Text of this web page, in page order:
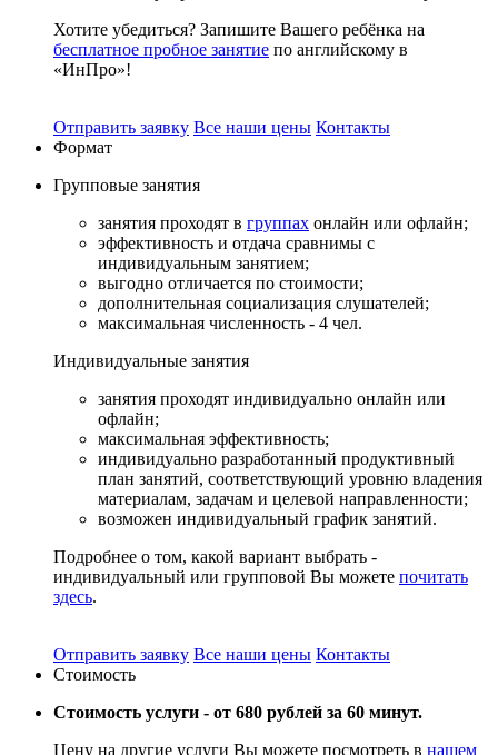
Хотите убедиться? Запишите Вашего ребёнка на
бесплатное пробное занятие по английскому в
«ИнПро»!
Отправить заявку Все наши цены Контакты
Формат
Групповые занятия
занятия проходят в группах онлайн или офлайн;
эффективность и отдача сравнимы с
индивидуальным занятием;
выгодно отличается по стоимости;
дополнительная социализация слушателей;
максимальная численность - 4 чел.
Индивидуальные занятия
занятия проходят индивидуально онлайн или
офлайн;
максимальная эффективность;
индивидуально разработанный продуктивный
план занятий, соответствующий уровню владения
материалам, задачам и целевой направленности;
возможен индивидуальный график занятий.
Подробнее о том, какой вариант выбрать -
индивидуальный или групповой Вы можете почитать
здесь.
Отправить заявку Все наши цены Контакты
Стоимость
Стоимость услуги - от 680 рублей за 60 минут.
Цену на другие услуги Вы можете посмотреть в нашем